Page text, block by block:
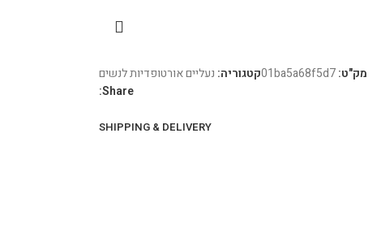
מק"ט:01ba5a68f5d7קטגוריה: נעליים אורטופדיות לנשים
Share:
SHIPPING & DELIVERY